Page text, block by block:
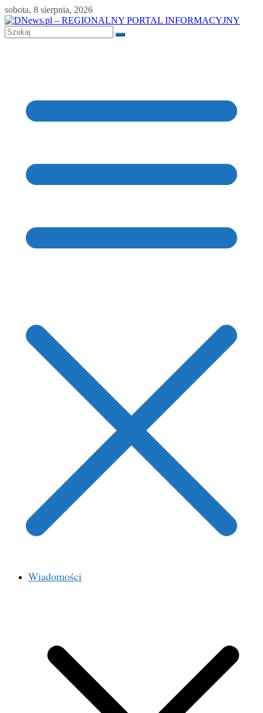
Skip
to
content
sobota, 8 sierpnia, 2026
Wiadomości